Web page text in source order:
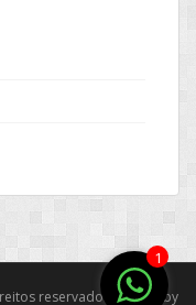
reservados. Theme by
1